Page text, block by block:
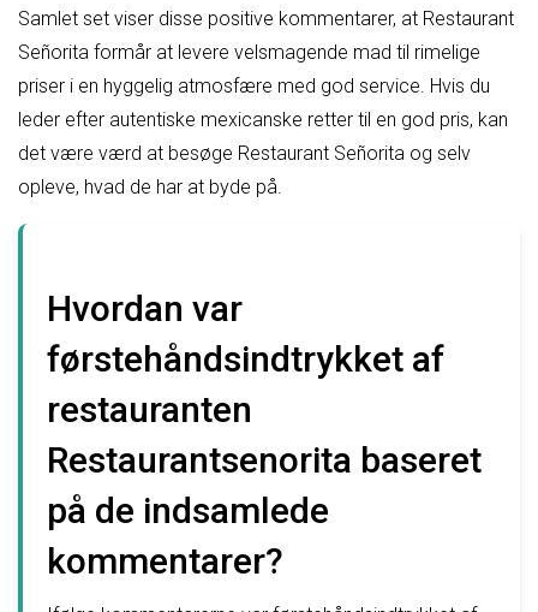
Samlet set viser disse positive kommentarer, at Restaurant
Señorita formår at levere velsmagende mad til rimelige
priser i en hyggelig atmosfære med god service. Hvis du
leder efter autentiske mexicanske retter til en god pris, kan
det være værd at besøge Restaurant Señorita og selv
opleve, hvad de har at byde på.
Hvordan var
førstehåndsindtrykket af
restauranten
Restaurantsenorita baseret
på de indsamlede
kommentarer?